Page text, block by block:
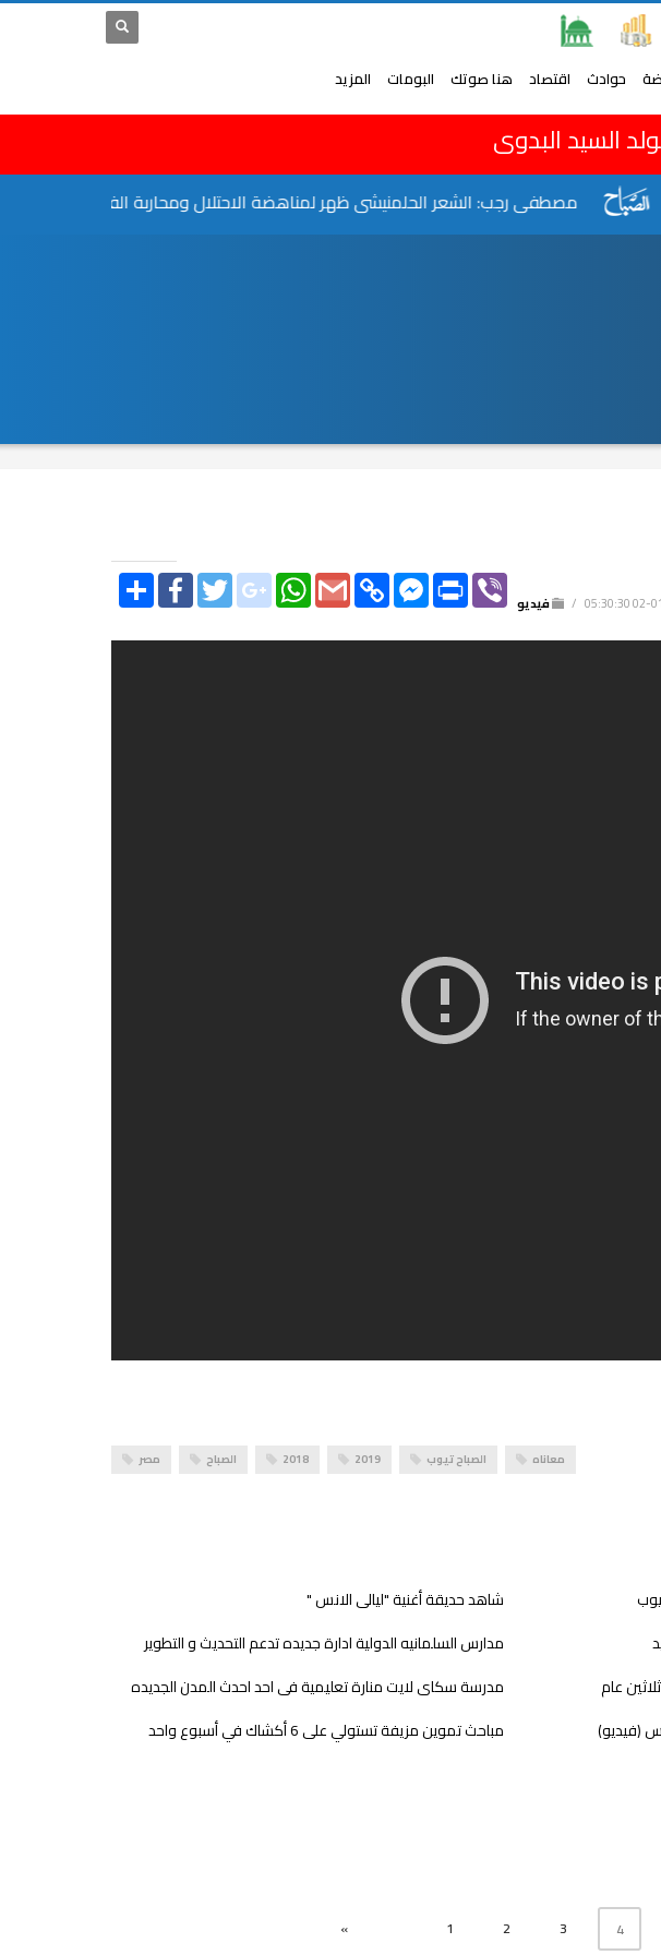
حوادث اقتصاد هنا صوتك البومات المزيد
السيد البدوى
مصطفى رجب: الشعر الحلمنيشى ظهر لمناهضة الاحتلال ومحاربة الفساد
SHARE FACEBOOKTWITTERGOOGLE_PLUS
WHATSAPP
GMAIL
COPY
LINK
FACEBOOK
MESSENGER
PRINT
/ فيديو
مصر الصباح 2018 2019 الصباح تيوب معاناه
شاهد حديقة أغنية "ليالى الانس "
مدارس السلمانيه الدولية ادارة جديده تدعم التحديث و التطوير
عام
مدرسة سكاى لايت منارة تعليمية فى احد احدث المدن الجديده
(فيديو) مباحث تموين مزيفة تستولي على 6 أكشاك في أسبوع واحد
« 1 2 3 4